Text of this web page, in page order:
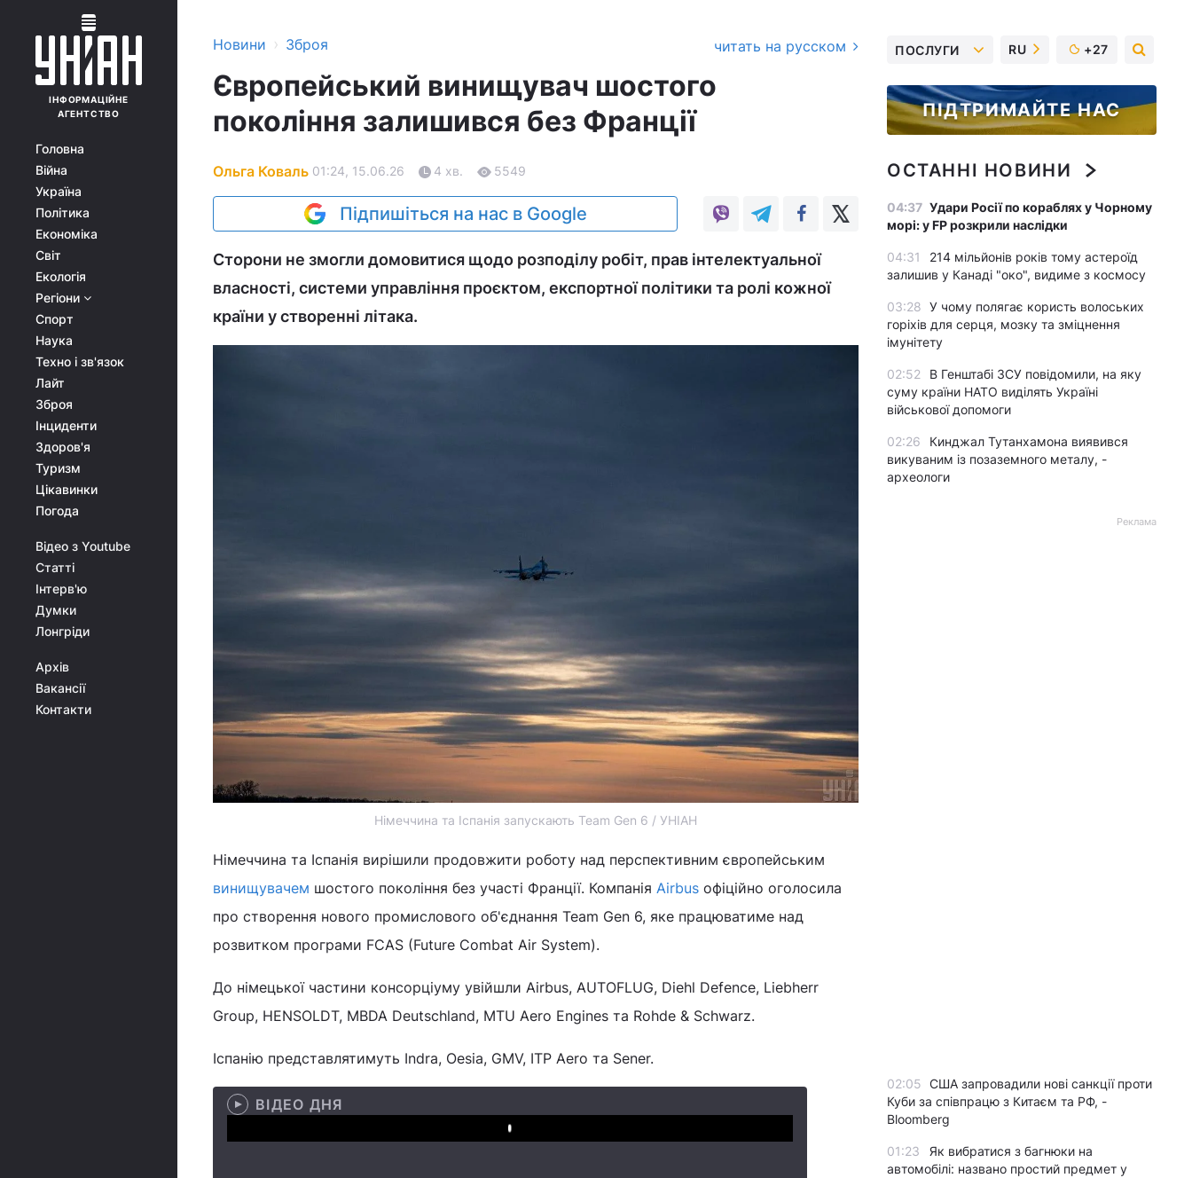
ІНФОРМАЦІЙНЕ
АГЕНТСТВО
Головна
Війна
Україна
Політика
Економіка
Світ
Екологія
Регіони
Спорт
Наука
Техно і зв'язок
Лайт
Зброя
Інциденти
Здоров'я
Туризм
Цікавинки
Погода
Відео з Youtube
Статті
Інтерв'ю
Думки
Лонгріди
Архів
Вакансії
Контакти
Новини › Зброя читать на русском
Європейський винищувач шостого
покоління залишився без Франції
Ольга Коваль 01:24, 15.06.26 4 хв. 5549
Підпишіться на нас в Google
Сторони не змогли домовитися щодо розподілу робіт, прав інтелектуальної
власності, системи управління проєктом, експортної політики та ролі кожної
країни у створенні літака.
Німеччина та Іспанія запускають Team Gen 6 / УНІАН
Німеччина та Іспанія вирішили продовжити роботу над перспективним європейським
винищувачем шостого покоління без участі Франції. Компанія Airbus офіційно оголосила
про створення нового промислового об'єднання Team Gen 6, яке працюватиме над
розвитком програми FCAS (Future Combat Air System).
До німецької частини консорціуму увійшли Airbus, AUTOFLUG, Diehl Defence, Liebherr
Group, HENSOLDT, MBDA Deutschland, MTU Aero Engines та Rohde & Schwarz.
Іспанію представлятимуть Indra, Oesia, GMV, ITP Aero та Sener.
ВІДЕО ДНЯ
Play
ПОСЛУГИ RU +27
ПІДТРИМАЙТЕ НАС
ОСТАННІ НОВИНИ
04:37 Удари Росії по кораблях у Чорному
морі: у FP розкрили наслідки
04:31
214 мільйонів років тому астероїд
залишив у Канаді "око", видиме з космосу
03:28 У чому полягає користь волоських
горіхів для серця, мозку та зміцнення
імунітету
02:52
В Генштабі ЗСУ повідомили, на яку
суму країни НАТО виділять Україні
військової допомоги
02:26
Кинджал Тутанхамона виявився
викуваним із позаземного металу, -
археологи
Реклама
02:05 США запровадили нові санкції проти
Куби за співпрацю з Китаєм та РФ, -
Bloomberg
01:23
Як вибратися з багнюки на
автомобілі: названо простий предмет у